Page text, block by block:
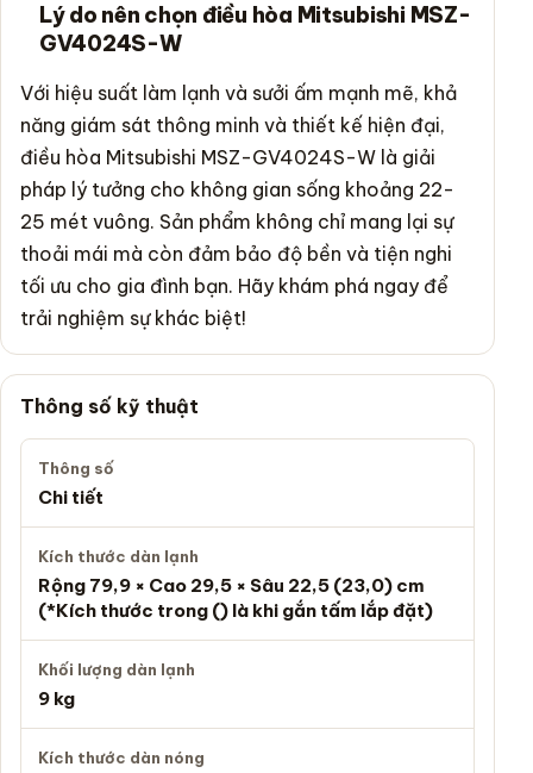
Lý do nên chọn điều hòa Mitsubishi MSZ-
GV4024S-W
Với hiệu suất làm lạnh và sưởi ấm mạnh mẽ, khả
năng giám sát thông minh và thiết kế hiện đại,
điều hòa Mitsubishi MSZ-GV4024S-W là giải
pháp lý tưởng cho không gian sống khoảng 22-
25 mét vuông. Sản phẩm không chỉ mang lại sự
thoải mái mà còn đảm bảo độ bền và tiện nghi
tối ưu cho gia đình bạn. Hãy khám phá ngay để
trải nghiệm sự khác biệt!
Thông số kỹ thuật
Thông số
Chi tiết
Kích thước dàn lạnh
Rộng 79,9 × Cao 29,5 × Sâu 22,5 (23,0) cm
(*Kích thước trong () là khi gắn tấm lắp đặt)
Khối lượng dàn lạnh
9 kg
Kích thước dàn nóng